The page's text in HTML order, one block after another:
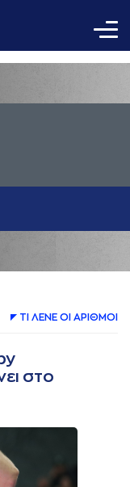
ΤΙ ΛΕΝΕ ΟΙ AΡΙΘΜΟΙ
στο